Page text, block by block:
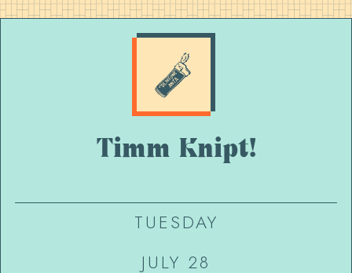
Timm Knipt!
TUESDAY
JULY 28